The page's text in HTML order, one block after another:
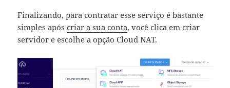
Finalizando, para contratar esse serviço é bastante
simples apóscriar a sua conta, você clica em criar
servidor e escolhe a opção Cloud NAT.